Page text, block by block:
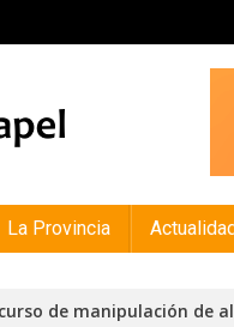
La Provincia
de manipulación de